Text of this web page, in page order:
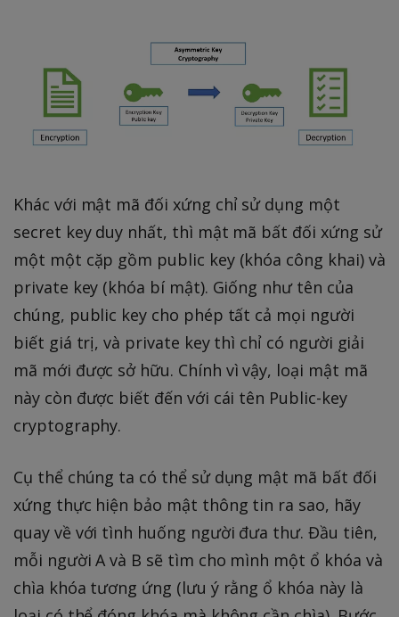
Khác với mật mã đối xứng chỉ sử dụng một
secret key duy nhất, thì mật mã bất đối xứng sử
một một cặp gồm public key (khóa công khai) và
private key (khóa bí mật). Giống như tên của
chúng, public key cho phép tất cả mọi người
biết giá trị, và private key thì chỉ có người giải
mã mới được sở hữu. Chính vì vậy, loại mật mã
này còn được biết đến với cái tên Public-key
cryptography.
Cụ thể chúng ta có thể sử dụng mật mã bất đối
xứng thực hiện bảo mật thông tin ra sao, hãy
quay về với tình huống người đưa thư. Đầu tiên,
mỗi người A và B sẽ tìm cho mình một ổ khóa và
chìa khóa tương ứng (lưu ý rằng ổ khóa này là